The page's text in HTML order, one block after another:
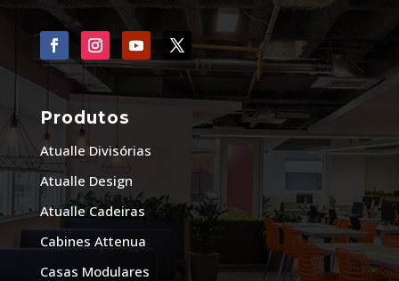
Produtos
Atualle Divisórias
Atualle Design
Atualle Cadeiras
Cabines Attenua
Casas Modulares